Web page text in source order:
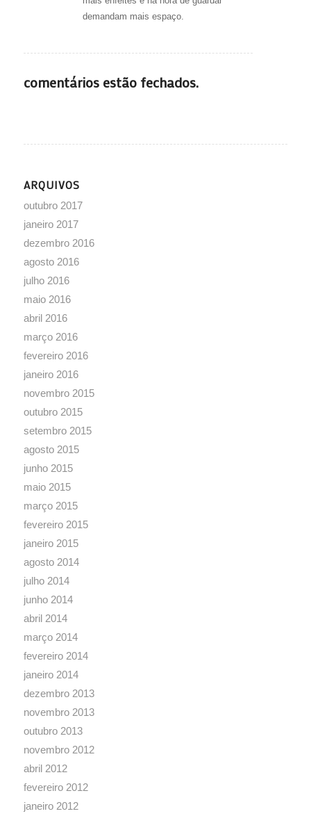
demandam mais espaço.
comentários estão fechados.
ARQUIVOS
outubro 2017
janeiro 2017
dezembro 2016
agosto 2016
julho 2016
maio 2016
abril 2016
março 2016
fevereiro 2016
janeiro 2016
novembro 2015
outubro 2015
setembro 2015
agosto 2015
junho 2015
maio 2015
março 2015
fevereiro 2015
janeiro 2015
agosto 2014
julho 2014
junho 2014
abril 2014
março 2014
fevereiro 2014
janeiro 2014
dezembro 2013
novembro 2013
outubro 2013
novembro 2012
abril 2012
fevereiro 2012
janeiro 2012